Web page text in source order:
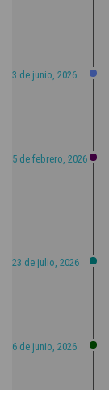
3 de junio, 2026
5 de febrero, 2026
23 de julio, 2026
6 de junio, 2026